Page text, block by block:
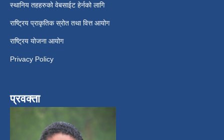
स्थानिय तहहरुको वेबसाईट हेर्नको लागि
राष्ट्रिय प्राकृतिक स्रोत तथा वित्त आयोग
राष्ट्रिय योजना आयोग
Privacy Policy
प्रवक्ता